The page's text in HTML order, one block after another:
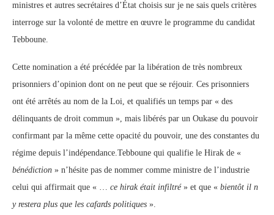
ministres et autres secrétaires d’État choisis sur je ne sais quels critères
interroge sur la volonté de mettre en œuvre le programme du candidat
Tebboune.
Cette nomination a été précédée par la libération de très nombreux
prisonniers d’opinion dont on ne peut que se réjouir. Ces prisonniers
ont été arrêtés au nom de la Loi, et qualifiés un temps par « des
délinquants de droit commun », mais libérés par un Oukase du pouvoir
confirmant par la même cette opacité du pouvoir, une des constantes du
régime depuis l’indépendance.Tebboune qui qualifie le Hirak de «
bénédiction » n’hésite pas de nommer comme ministre de l’industrie
celui qui affirmait que « … ce hirak était infiltré » et que « bientôt il n
y restera plus que les cafards politiques ».